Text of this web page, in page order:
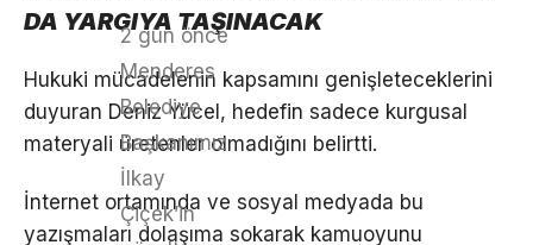
DA YARGIYA TAŞINACAK
Hukuki mücadelenin kapsamını genişleteceklerini
duyuran Deniz Yücel, hedefin sadece kurgusal
materyali üretenler olmadığını belirtti.
İnternet ortamında ve sosyal medyada bu
yazışmaları dolaşıma sokarak kamuoyunu
2 gün önce
Menderes
Belediye
Başkanımız
İlkay
Çiçek’in